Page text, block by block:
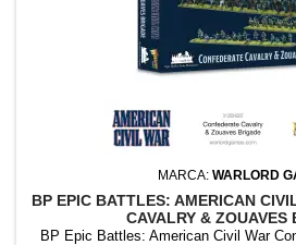
MARCA: WARLORD
BP EPIC BATTLES: AMERICAN
CAVALRY & ZOUAVES
BP Epic Battles: American Civil War